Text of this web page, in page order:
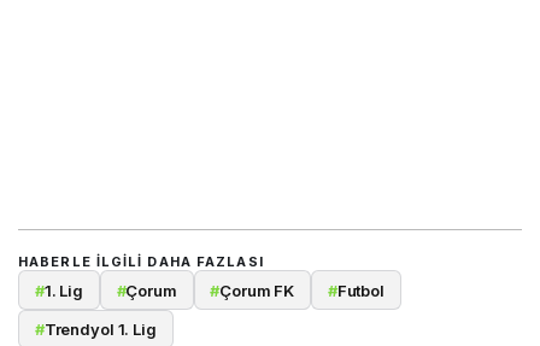
HABERLE ILGILI DAHA FAZLASI
#1. Lig #Çorum #Çorum FK #Futbol
#Trendyol 1. Lig